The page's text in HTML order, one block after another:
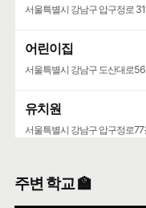
서울특별시 강남구 압구정로
어린이집
서울특별시 강남구 도산대로
유치원
서울특별시 강남구 압구정로
주변 학교 🏫